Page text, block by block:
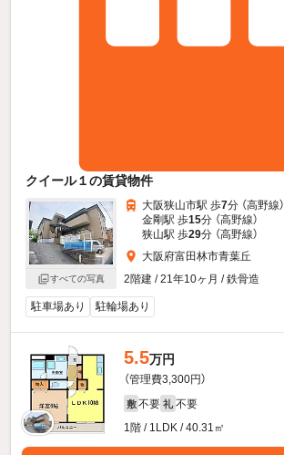
クイール１の賃貸物件
すべての写真
大阪狭山市駅 歩7分 （高野線）
金剛駅 歩15分 （高野線）
狭山駅 歩29分 （高野線）
大阪府富田林市青葉丘
2階建 / 21年10ヶ月 / 鉄骨造
駐車場あり 駐輪場あり
5.5万円
（管理費3,300円）
敷 不要 礼 不要
1階 / 1LDK / 40.31㎡